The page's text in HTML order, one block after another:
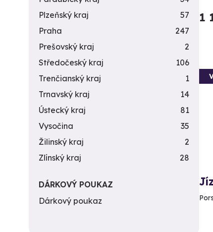
1
Plzeňský kraj
57
Praha
247
Prešovský kraj
2
Středočeský kraj
106
Trenčianský kraj
1
Trnavský kraj
14
Ústecký kraj
81
Vysočina
35
Žilinský kraj
2
Zlínský kraj
28
DÁRKOVÝ POUKAZ
Dárkový poukaz